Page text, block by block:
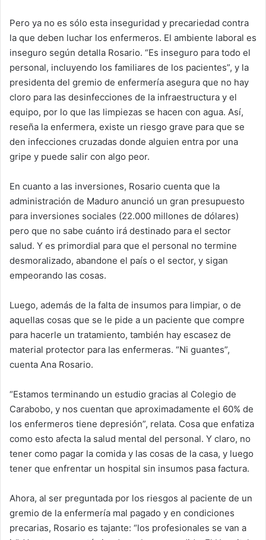
Pero ya no es sólo esta inseguridad y precariedad contra
la que deben luchar los enfermeros. El ambiente laboral es
inseguro según detalla Rosario. “Es inseguro para todo el
personal, incluyendo los familiares de los pacientes”, y la
presidenta del gremio de enfermería asegura que no hay
cloro para las desinfecciones de la infraestructura y el
equipo, por lo que las limpiezas se hacen con agua. Así,
reseña la enfermera, existe un riesgo grave para que se
den infecciones cruzadas donde alguien entra por una
gripe y puede salir con algo peor.
En cuanto a las inversiones, Rosario cuenta que la
administración de Maduro anunció un gran presupuesto
para inversiones sociales (22.000 millones de dólares)
pero que no sabe cuánto irá destinado para el sector
salud. Y es primordial para que el personal no termine
desmoralizado, abandone el país o el sector, y sigan
empeorando las cosas.
Luego, además de la falta de insumos para limpiar, o de
aquellas cosas que se le pide a un paciente que compre
para hacerle un tratamiento, también hay escasez de
material protector para las enfermeras. “Ni guantes”,
cuenta Ana Rosario.
“Estamos terminando un estudio gracias al Colegio de
Carabobo, y nos cuentan que aproximadamente el 60% de
los enfermeros tiene depresión”, relata. Cosa que enfatiza
como esto afecta la salud mental del personal. Y claro, no
tener como pagar la comida y las cosas de la casa, y luego
tener que enfrentar un hospital sin insumos pasa factura.
Ahora, al ser preguntada por los riesgos al paciente de un
gremio de la enfermería mal pagado y en condiciones
precarias, Rosario es tajante: “los profesionales se van a